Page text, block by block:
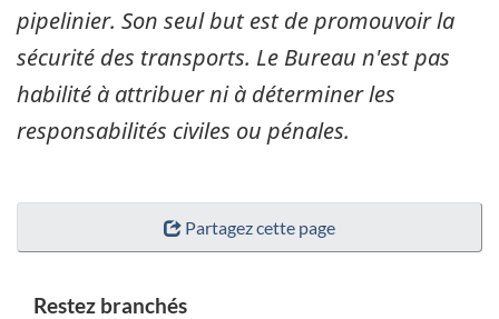
pipelinier. Son seul but est de promouvoir la
sécurité des transports. Le Bureau n'est pas
habilité à attribuer ni à déterminer les
responsabilités civiles ou pénales.
Partagez cette page
Restez branchés